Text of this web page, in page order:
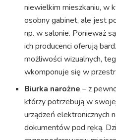
niewielkim mieszkaniu, w
osobny gabinet, ale jest
np. w salonie. Ponieważ
ich producenci oferują
możliwości wizualnych,
wkomponuje się w
Biurka narożne– z
którzy potrzebują w
urządzeń elektronicznych
dokumentów pod ręką.